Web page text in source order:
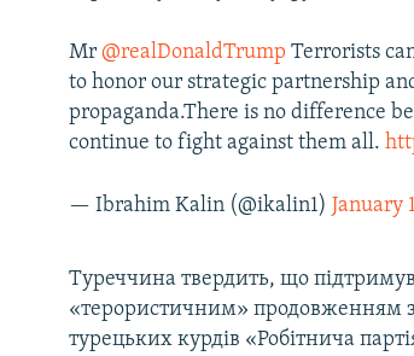
Mr@realDonaldTrump Terrorists
to honor our strategic partnership
propaganda.There is no difference
continue to fight against them all.
— Ibrahim Kalin (@ikalin1)January
Туреччина твердить, що
«терористичним» продовженням
турецьких курдів «Робітнича